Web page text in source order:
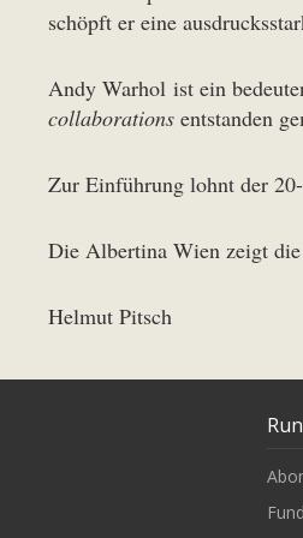
schöpft er eine
Andy Warhol ist ein
collaborations entstanden
Zur Einführung lohnt der
Die Albertina Wien zeigt die
Helmut Pitsch